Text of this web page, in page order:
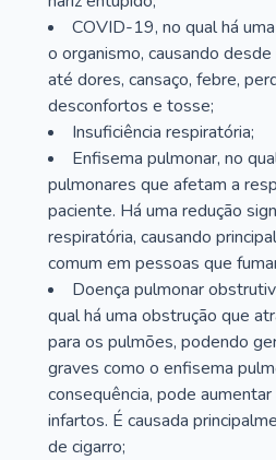
COVID-19, no qual há
o organismo, causando
até dores, cansaço, febre,
desconfortos e tosse;
Insuficiência respiratória;
Enfisema pulmonar, no
pulmonares que afetam a
paciente. Há uma redução
respiratória, causando
comum em pessoas que
Doença pulmonar
qual há uma obstrução que
para os pulmões, podendo
graves como o enfisema
consequência, pode
infartos. É causada
de cigarro;